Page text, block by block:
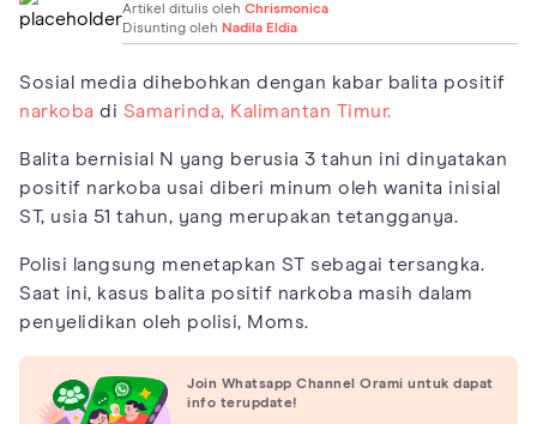
Artikel ditulis oleh Chrismonica
Disunting oleh Nadila Eldia
Sosial media dihebohkan dengan kabar balita positif
narkoba di Samarinda, Kalimantan Timur.
Balita bernisial N yang berusia 3 tahun ini dinyatakan
positif narkoba usai diberi minum oleh wanita inisial
ST, usia 51 tahun, yang merupakan tetangganya.
Polisi langsung menetapkan ST sebagai tersangka.
Saat ini, kasus balita positif narkoba masih dalam
penyelidikan oleh polisi, Moms.
Join Whatsapp Channel Orami untuk dapat
info terupdate!